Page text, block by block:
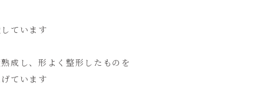
ています
成し、形よく整形したものを
ています